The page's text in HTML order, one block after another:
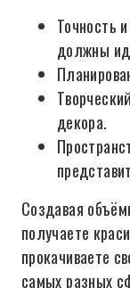
Точность
должны
декора.
Создавая
получаете
прокачиваете
самых разных